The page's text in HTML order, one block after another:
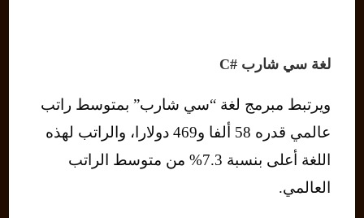
لغة سي شارب #C
ويرتبط مبرمج لغة “سي شارب” بمتوسط ​​راتب
عالمي قدره 58 ألفا و469 دولارا، والراتب لهذه
اللغة أعلى بنسبة 7.3% من متوسط ​​الراتب
العالمي.